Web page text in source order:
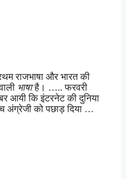
राजभाषा और भारत की
भाषाहै। ….. फरवरी
आयी कि इंटरनेट की दुनिया
अंग्रेजी को पछाड़ दिया …